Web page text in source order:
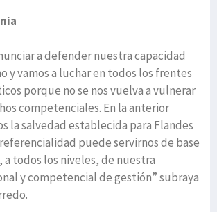
a defender nuestra capacidad
y vamos a luchar en todos los frentes
porque no se nos vuelva a vulnerar
competenciales. En la anterior
la salvedad establecida para Flandes
puede servirnos de base
a todos los niveles, de nuestra
y competencial de gestión” subraya